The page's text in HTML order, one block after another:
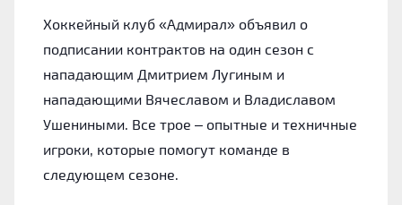
Хоккейный клуб «Адмирал» объявил о
подписании контрактов на один сезон с
нападающим Дмитрием Лугиным и
нападающими Вячеславом и Владиславом
Ушениными. Все трое – опытные и техничные
игроки, которые помогут команде в
следующем сезоне.